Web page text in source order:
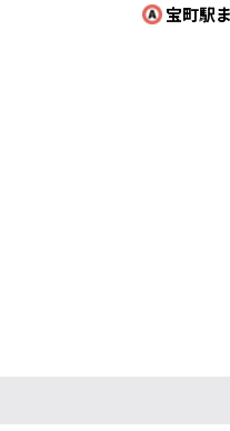
宝町駅